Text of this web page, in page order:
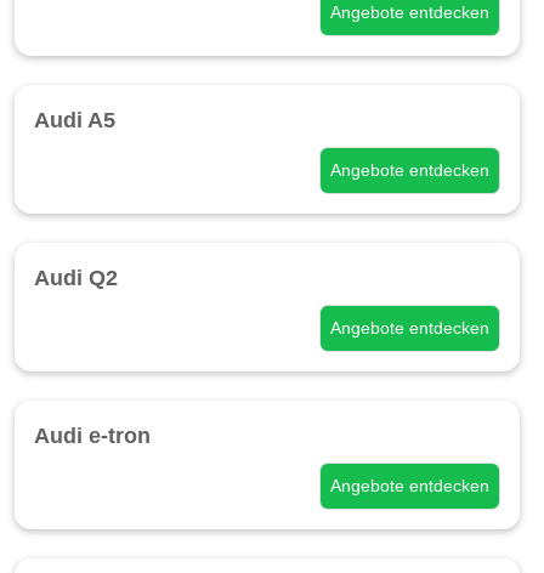
Angebote entdecken
Audi A5
Angebote entdecken
Audi Q2
Angebote entdecken
Audi e-tron
Angebote entdecken